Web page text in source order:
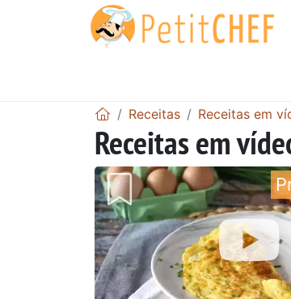
Receitas Receitas em
Receitas em